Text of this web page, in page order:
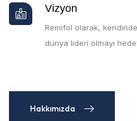
Vizyon
Remifol olarak,
dünya lideri olmayı
Hakkımızda